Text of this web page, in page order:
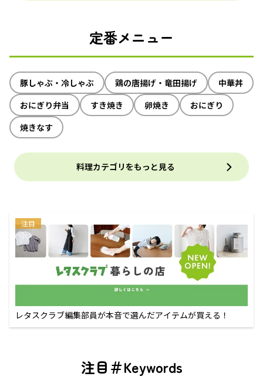
定番メニュー
豚しゃぶ・冷しゃぶ 鶏の唐揚げ・竜田揚げ
中華丼
おにぎり弁当
すき焼き 卵焼き
おにぎり
焼きなす
料理カテゴリをもっと見る
注目
レタスクラブ編集部員が本音で選んだアイテムが買える！
注目＃Keywords